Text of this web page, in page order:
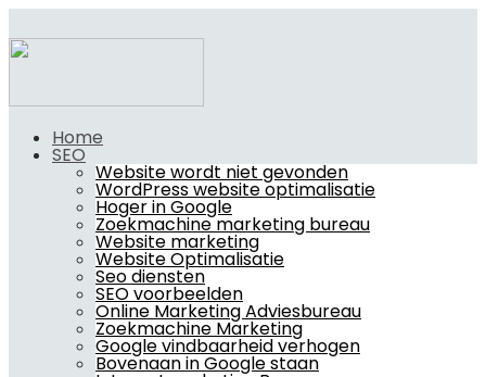
Home
SEO
Website wordt niet gevonden
WordPress website optimalisatie
Hoger in Google
Zoekmachine marketing bureau
Website marketing
Website Optimalisatie
Seo diensten
SEO voorbeelden
Online Marketing Adviesbureau
Zoekmachine Marketing
Google vindbaarheid verhogen
Bovenaan in Google staan